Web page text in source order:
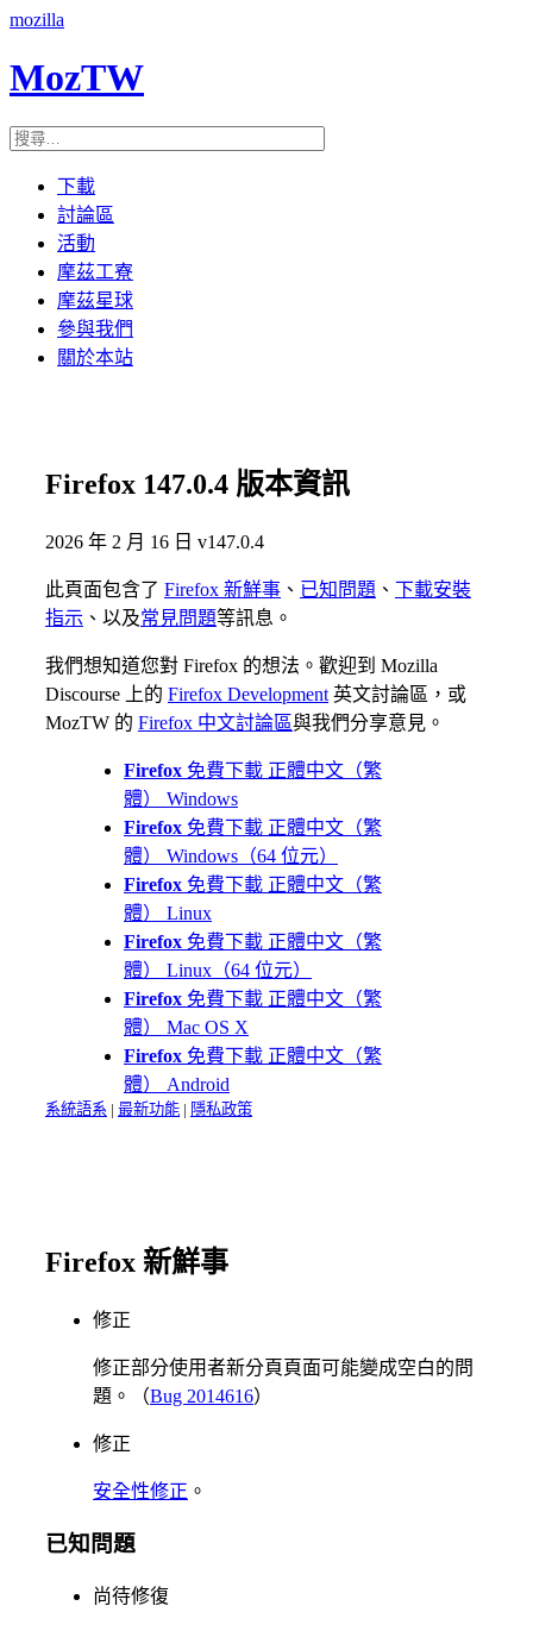
mozilla
MozTW
下載
討論區
活動
摩茲工寮
摩茲星球
參與我們
關於本站
Firefox 147.0.4 版本資訊
2026 年 2 月 16 日 v147.0.4
此頁面包含了 Firefox 新鮮事 、 已知問題 、 下載安裝
指示 、以及常見問題等訊息。
我們想知道您對 Firefox 的想法。歡迎到 Mozilla
Discourse 上的 Firefox Development 英文討論區，或
MozTW 的 Firefox 中文討論區與我們分享意見。
Firefox 免費下載 正體中文（繁
體）
Windows
Firefox 免費下載 正體中文（繁
體）
Windows（64 位元）
Firefox 免費下載 正體中文（繁
體）
Linux
Firefox 免費下載 正體中文（繁
體）
Linux（64 位元）
Firefox 免費下載 正體中文（繁
體）
Mac OS X
Firefox 免費下載 正體中文（繁
體）
Android
系統語系 | 最新功能 | 隱私政策
Firefox 新鮮事
修正
修正部分使用者新分頁頁面可能變成空白的問
題。（Bug 2014616）
修正
安全性修正 。
已知問題
尚待修復